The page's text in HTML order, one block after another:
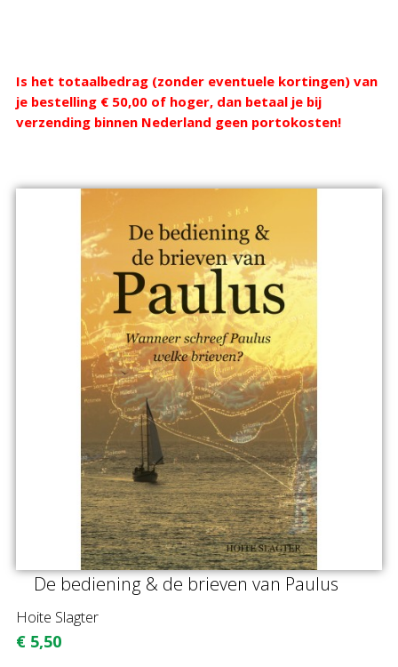
Webshop
Is het totaalbedrag (zonder eventuele kortingen) van
je bestelling € 50,00 of hoger, dan betaal je bij
verzending binnen Nederland geen portokosten!
De bediening & de brieven van Paulus
Hoite Slagter
€ 5,50